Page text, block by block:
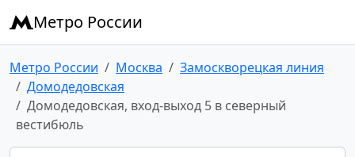
Метро России
Метро России Москва
Замоскворецкая линия
Домодедовская
Домодедовская, вход-выход 5 в северный
вестибюль